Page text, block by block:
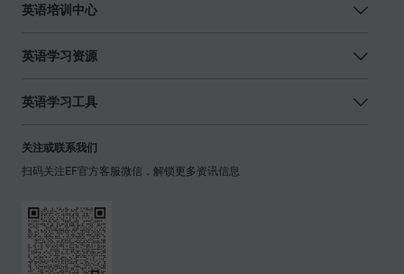
英语培训中心
英语学习资源
英语学习工具
关注或联系我们
扫码关注EF官方客服微信，解锁更多资讯信息